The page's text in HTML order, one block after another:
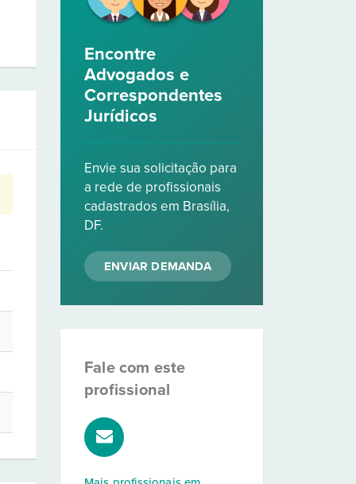
Encontre
Advogados e
Correspondentes
Jurídicos
Envie sua solicitação para
a rede de profissionais
cadastrados em Brasília,
DF.
ENVIAR DEMANDA
Fale com este
profissional